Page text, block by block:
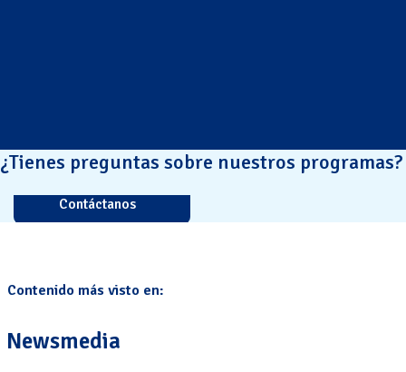
¿Tienes preguntas sobre nuestros programas?
Contáctanos
Contenido más visto en:
Newsmedia